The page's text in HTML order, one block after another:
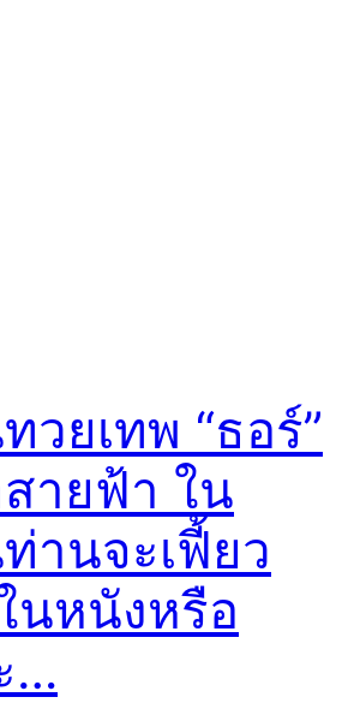
วยเทพ “ธอร์”
สายฟ้า ใน
านจะเฟี้ยว
นหนังหรือ
…